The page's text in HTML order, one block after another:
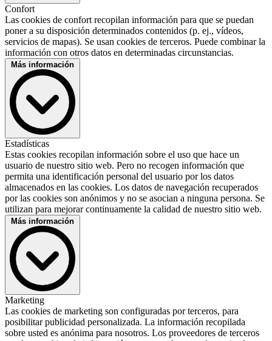
Matomo
Proveedor :
InnoCraft Ltd
Descripción :
Cookie para análisis de sitio web. Genera datos estadísticos sobre
cómo usa el visitante el sitio web.
Política de privacidad :
Host :
DEKRA
Nombres de cookies :
_pk_id, _pk_ref, _pk_ses, _pk_cvar, _pk_hsr, _pk_testcookie
Duración de cookies :
3 meses
Friendly Captcha
Proveedor :
Friendly Captcha GmbH, Am Anger 3-5, 82237 Woerthsee,
Germany
Descripción :
Protege nuestros formularios contra accesos automatizados abusivos
(p. ej. bots). Garantiza servicios seguros y fiables conforme a la ley,
incluidos los intereses legítimos.
Política de privacidad :
Declaración de privacidad
Confort
Las cookies de confort recopilan información para que se puedan
poner a su disposición determinados contenidos (p. ej., vídeos,
servicios de mapas). Se usan cookies de terceros. Puede combinar la
información con otros datos en determinadas circunstancias.
Tencent
Proveedor :
Tencent Holdings Ltd.
Descripción :
Is used to display embedded Tencent content. Saves user settings
when viewing an integrated video and provides usage statistics.
Política de privacidad :
https://www.tencent.com/en-us/privacy-policy.html
Estadísticas
Estas cookies recopilan información sobre el uso que hace un
usuario de nuestro sitio web. Pero no recogen información que
permita una identificación personal del usuario por los datos
almacenados en las cookies. Los datos de navegación recuperados
por las cookies son anónimos y no se asocian a ninguna persona. Se
utilizan para mejorar continuamente la calidad de nuestro sitio web.
Microsoft Clarity
Proveedor :
Microsoft Ireland Operations Limited
Descripción :
Marketing
Las cookies de marketing son configuradas por terceros, para
posibilitar publicidad personalizada. La información recopilada
sobre usted es anónima para nosotros. Los proveedores de terceros